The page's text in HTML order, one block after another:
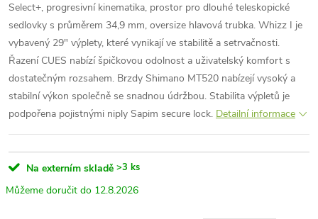
Select+, progresivní kinematika, prostor pro dlouhé teleskopické
sedlovky s průměrem 34,9 mm, oversize hlavová trubka. Whizz I je
vybavený 29" výplety, které vynikají ve stabilitě a setrvačnosti.
Řazení CUES nabízí špičkovou odolnost a uživatelský komfort s
dostatečným rozsahem. Brzdy Shimano MT520 nabízejí vysoký a
stabilní výkon společně se snadnou údržbou. Stabilita výpletů je
podpořena pojistnými niply Sapim secure lock. Detailní informace
Na externím skladě >3 ks
12.8.2026